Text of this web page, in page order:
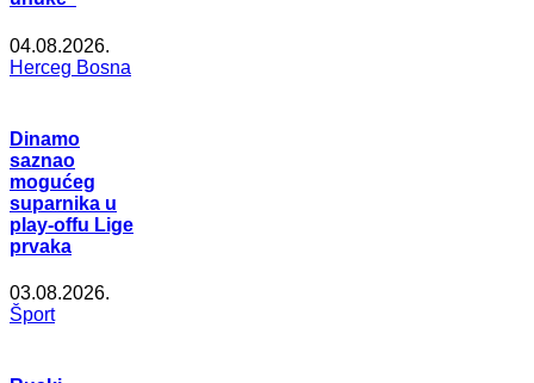
04.08.2026.
Herceg Bosna
Dinamo
saznao
mogućeg
suparnika u
play-offu Lige
prvaka
03.08.2026.
Šport